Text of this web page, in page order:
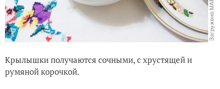
Крылышки получаются сочными, с хрустящей и
румяной корочкой.